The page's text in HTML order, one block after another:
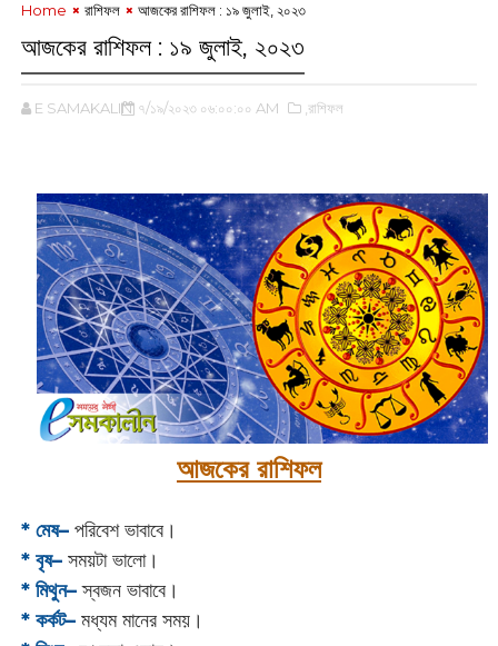
Home রাশিফল আজকের রাশিফল : ১৯ জুলাই, ২০২৩
আজকের রাশিফল : ১৯ জুলাই, ২০২৩
E SAMAKALIN ৭/১৯/২০২৩ ০৬:০০:০০ AM ,রাশিফল
আজকের রাশিফল
* মেষ–পরিবেশ ভাবাবে।
* বৃষ–সময়টা ভালো।
* মিথুন–স্বজন ভাবাবে।
* কর্কট–মধ্যম মানের সময়।